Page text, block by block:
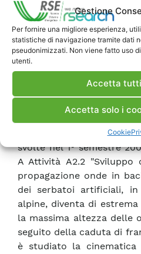
Gestione
Per fornire una migliore esperienza,
statistiche di navigazione tramite dati
pseudonimizzati. Non viene fatto uso
utenti.
Accetta
Accetta solo i
Cookie
riduzione delle risorse
temi della sicurezza. Il
articola nei seguenti
Miglioramento della
bacini B. Miglioramento
sbarramenti C.
sicurezza idraulica
rischio Il presente
svolte nel 1° semestre
A Attività A2.2
propagazione onde in
dei serbatoi artificiali,
alpine, diventa di
la massima altezza delle
seguito della caduta di
è studiato la